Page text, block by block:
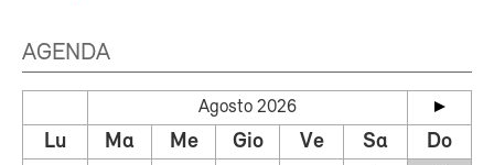
AGENDA
Agosto 2026
Lu Ma Me Gio Ve Sa Do